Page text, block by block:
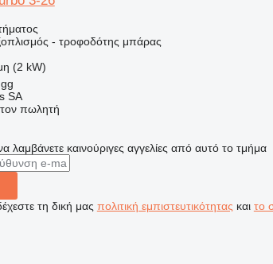
- τροφοδότης μπάρας
(2 kW)
SA
τον πωλητή
λαμβάνετε καινούριγες αγγελίες από αυτό το τμήμα
τη δική μας πολιτική εμπιστευτικότητας και το